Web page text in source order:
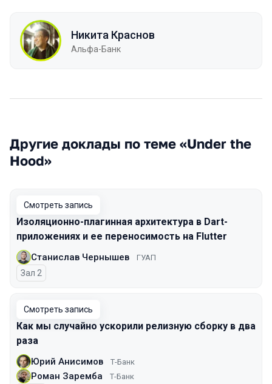
Никита Краснов
Альфа-Банк
Другие доклады по теме «Under the
Hood»
Смотреть запись
Изоляционно-плагинная архитектура в Dart-
приложениях и ее переносимость на Flutter
Станислав Чернышев ГУАП
Зал 2
Смотреть запись
Как мы случайно ускорили релизную сборку в два
раза
Юрий Анисимов Т-Банк
Роман Заремба Т-Банк